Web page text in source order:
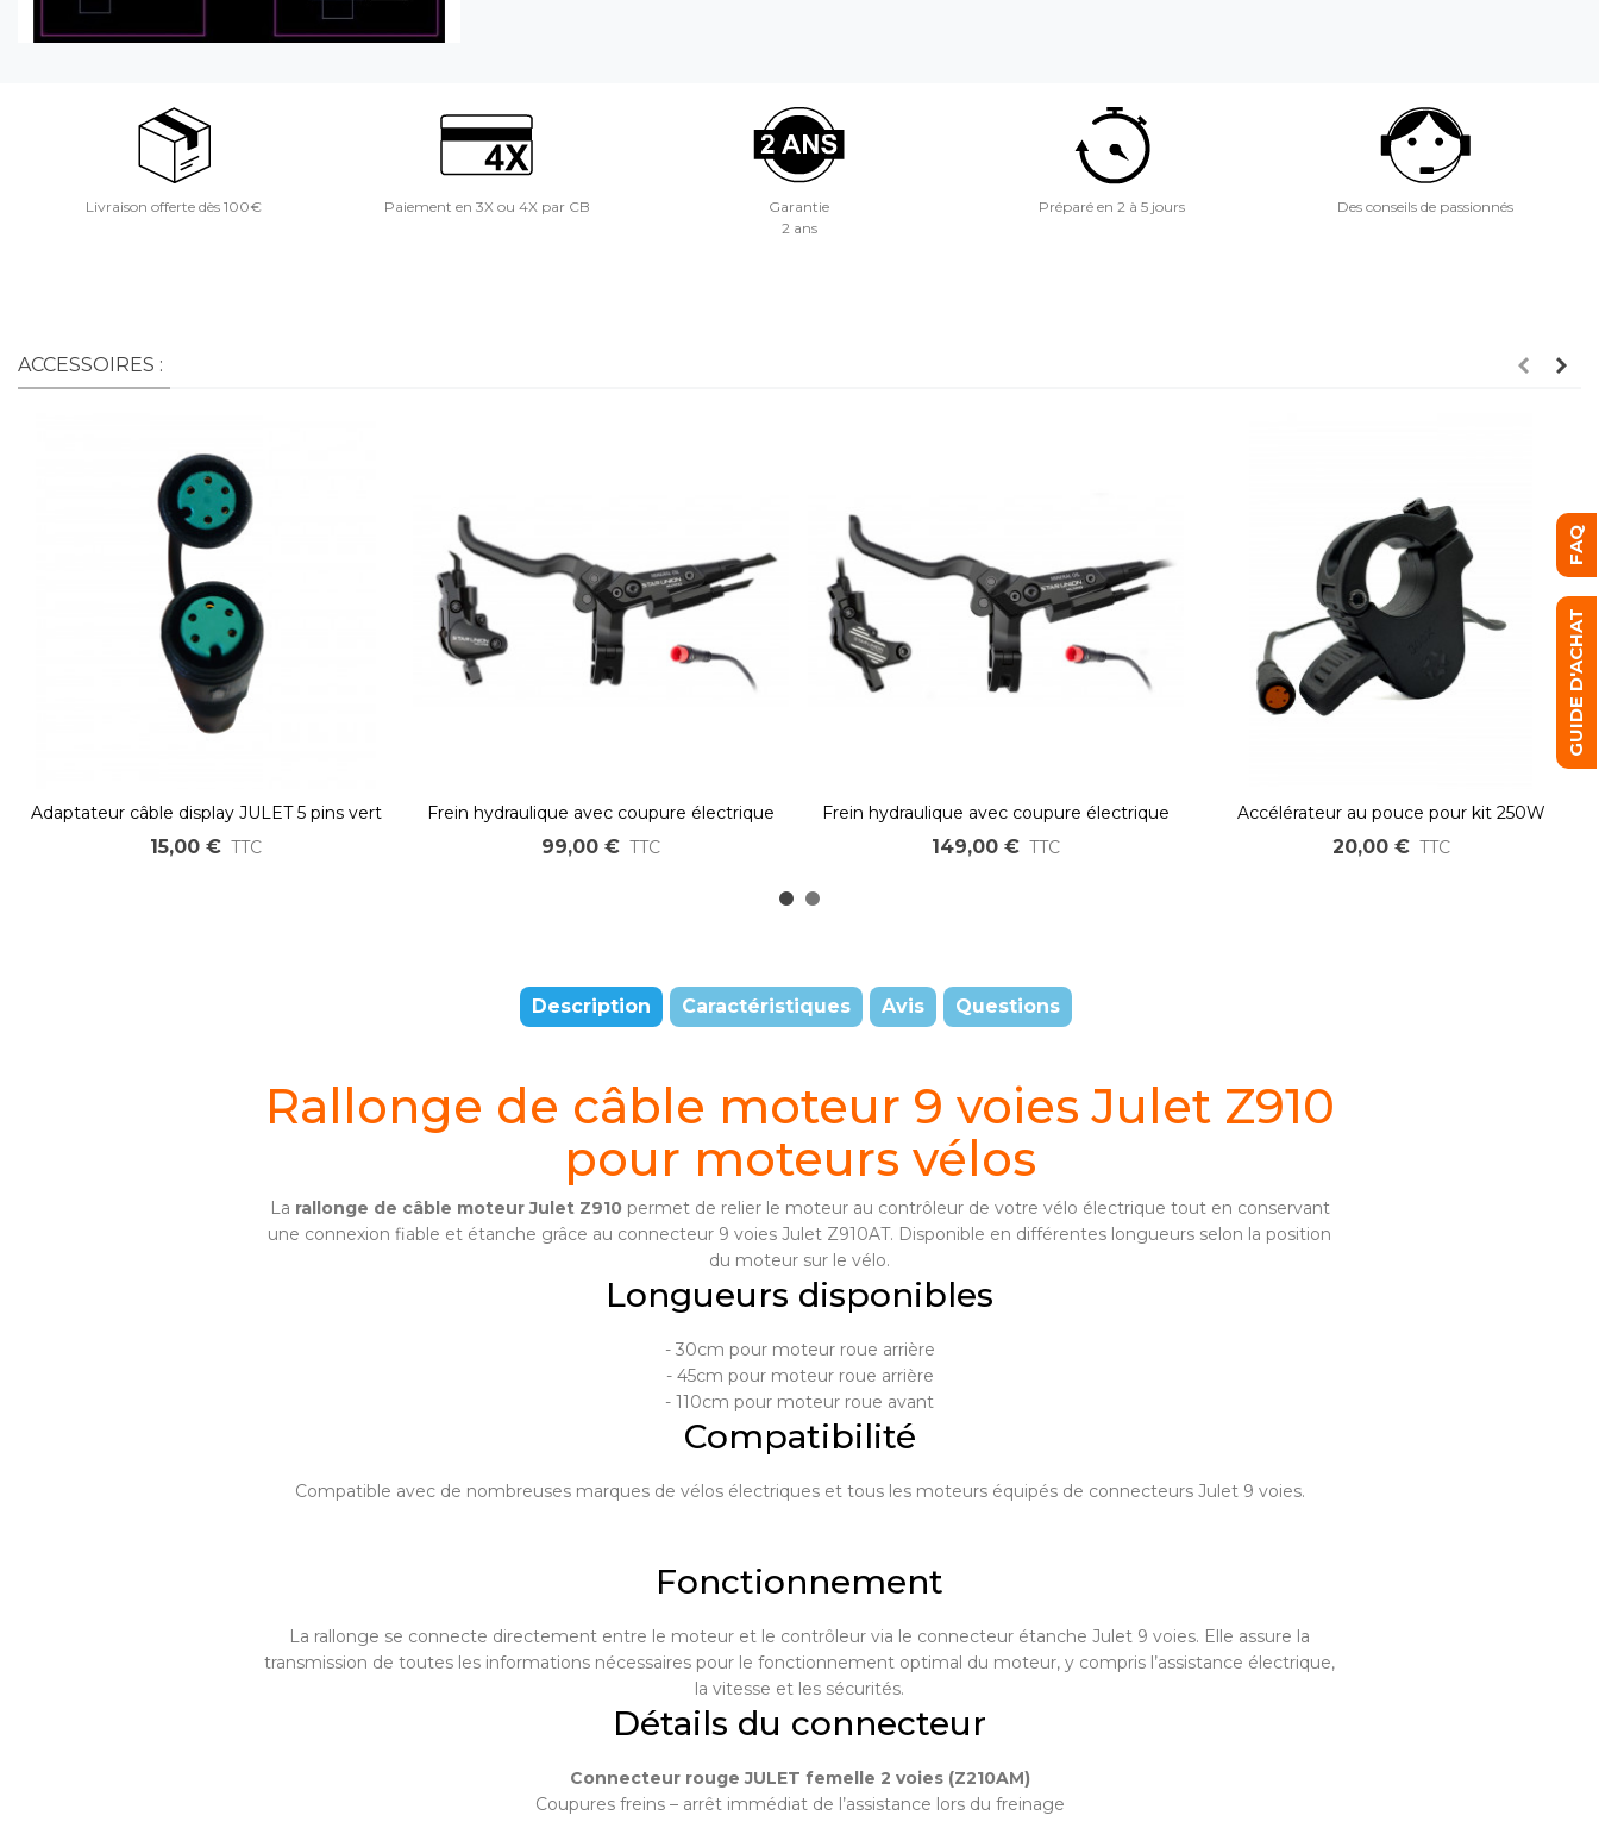
Livraison offerte dès 100€ Paiement en 3X ou 4X par CB
Garantie
2 ans
Préparé en 2 à 5 jours Des conseils de passionnés
ACCESSOIRES :
Adaptateur câble display JULET 5 pins vert
femelle - femelle
15,00 € TTC
Frein hydraulique avec coupure électrique
intégrée – double Piston – Connecteur
JULET rouge
99,00 € TTC
Frein hydraulique avec coupure électrique
intégrée – 4 pistons – Connecteur JULET
149,00 € TTC
Accélérateur au pouce pour kit 250W
500W et 750W roue OZO et pédalier
BAFANG connecteur étanche jaune
20,00 € TTC
Description Caractéristiques Avis Questions
Rallonge de câble moteur 9 voies Julet Z910
pour moteurs vélos
La rallonge de câble moteur Julet Z910permet de relier le moteur au contrôleur de votre vélo électrique tout en conservant
une connexion fiable et étanche grâce au connecteur 9 voies Julet Z910AT. Disponible en différentes longueurs selon la position
du moteur sur le vélo.
Longueurs disponibles
- 30cm pour moteur roue arrière
- 45cm pour moteur roue arrière
- 110cm pour moteur roue avant
Compatibilité
Compatible avec de nombreuses marques de vélos électriques et tous les moteurs équipés de connecteurs Julet 9 voies.
Fonctionnement
La rallonge se connecte directement entre le moteur et le contrôleur via le connecteur étanche Julet 9 voies. Elle assure la
transmission de toutes les informations nécessaires pour le fonctionnement optimal du moteur, y compris l’assistance électrique,
la vitesse et les sécurités.
Détails du connecteur
Connecteur rouge JULET femelle 2 voies (Z210AM)
Coupures freins – arrêt immédiat de l’assistance lors du freinage
FAQ
GUIDE D'ACHAT